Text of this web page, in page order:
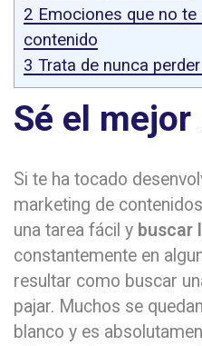
2 Emociones que no
contenido
3 Trata de nunca
Sé el
Si te ha tocado
marketing de
una tarea fácil y buscar
constantemente en
resultar como buscar
pajar. Muchos se
blanco y es